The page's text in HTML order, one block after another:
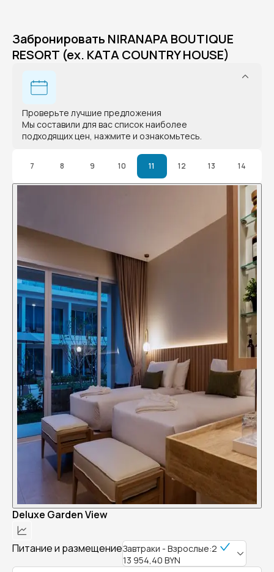
Забронировать NIRANAPA BOUTIQUE
RESORT (ex. KATA COUNTRY HOUSE)
Проверьте лучшие предложения
Мы составили для вас список наиболее
подходящих цен, нажмите и ознакомьтесь.
7 8 9 10 11 12 13 14
Deluxe Garden View
Питание и размещениеЗавтраки - Взрослые:2
13 954,40 BYN